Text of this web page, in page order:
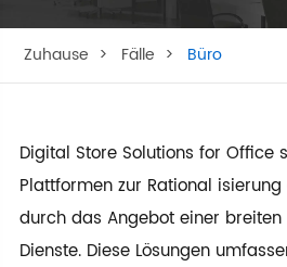
Zuhause Fälle Büro
Digital Store Solutions for Office
Plattformen zur Rational
durch das Angebot einer
Dienste. Diese Lösungen